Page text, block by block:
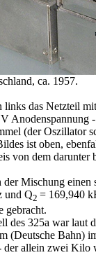
ca. 1957.
das Netzteil
(der Oszillator
ist oben,
von dem
der Mischung
und Q2 = 169,940
gebracht.
des 325a war laut
(Deutsche Bahn)
der allein zwei Kilo